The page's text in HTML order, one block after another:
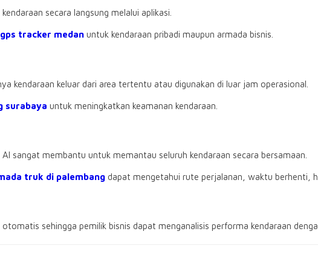
secara langsung melalui aplikasi.
gps tracker medan untuk kendaraan pribadi maupun armada bisnis.
kendaraan keluar dari area tertentu atau digunakan di luar jam operasional.
surabaya untuk meningkatkan keamanan kendaraan.
sangat membantu untuk memantau seluruh kendaraan secara bersamaan.
truk di palembang dapat mengetahui rute perjalanan, waktu berhenti,
sehingga pemilik bisnis dapat menganalisis performa kendaraan